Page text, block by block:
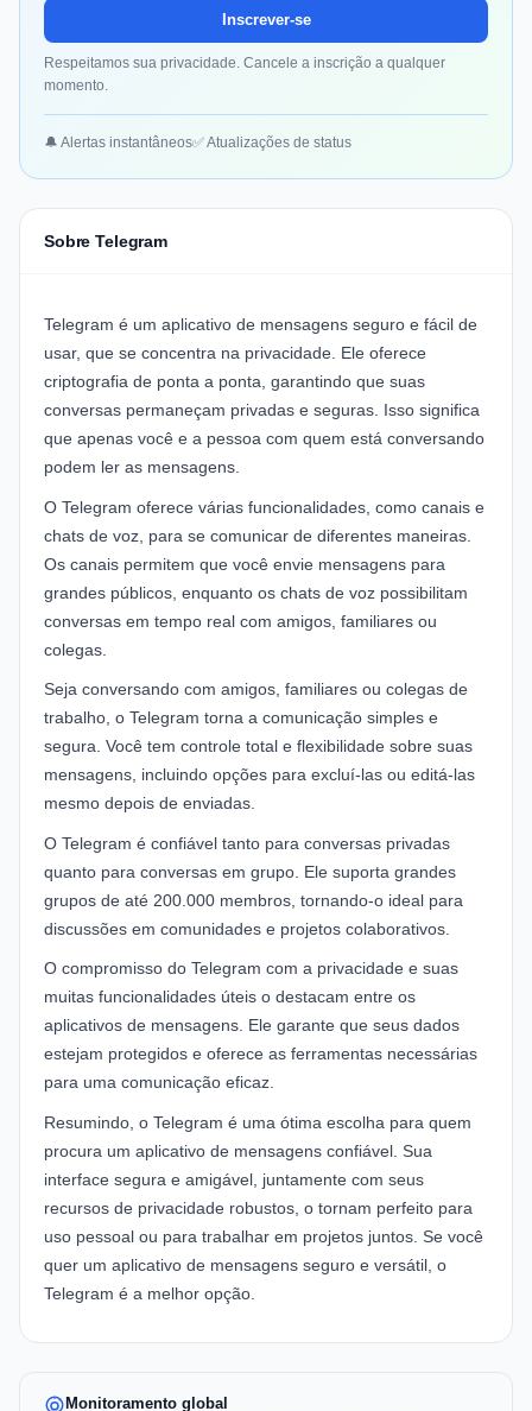
Inscrever-se
Respeitamos sua privacidade. Cancele a inscrição a qualquer
momento.
🔔 Alertas instantâneos✅ Atualizações de status
Sobre Telegram
Telegram é um aplicativo de mensagens seguro e fácil de
usar, que se concentra na privacidade. Ele oferece
criptografia de ponta a ponta, garantindo que suas
conversas permaneçam privadas e seguras. Isso significa
que apenas você e a pessoa com quem está conversando
podem ler as mensagens.
O Telegram oferece várias funcionalidades, como canais e
chats de voz, para se comunicar de diferentes maneiras.
Os canais permitem que você envie mensagens para
grandes públicos, enquanto os chats de voz possibilitam
conversas em tempo real com amigos, familiares ou
colegas.
Seja conversando com amigos, familiares ou colegas de
trabalho, o Telegram torna a comunicação simples e
segura. Você tem controle total e flexibilidade sobre suas
mensagens, incluindo opções para excluí-las ou editá-las
mesmo depois de enviadas.
O Telegram é confiável tanto para conversas privadas
quanto para conversas em grupo. Ele suporta grandes
grupos de até 200.000 membros, tornando-o ideal para
discussões em comunidades e projetos colaborativos.
O compromisso do Telegram com a privacidade e suas
muitas funcionalidades úteis o destacam entre os
aplicativos de mensagens. Ele garante que seus dados
estejam protegidos e oferece as ferramentas necessárias
para uma comunicação eficaz.
Resumindo, o Telegram é uma ótima escolha para quem
procura um aplicativo de mensagens confiável. Sua
interface segura e amigável, juntamente com seus
recursos de privacidade robustos, o tornam perfeito para
uso pessoal ou para trabalhar em projetos juntos. Se você
quer um aplicativo de mensagens seguro e versátil, o
Telegram é a melhor opção.
Monitoramento global